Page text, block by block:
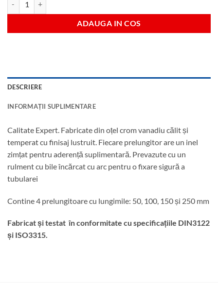
ADAUGA IN COS
DESCRIERE
INFORMAȚII SUPLIMENTARE
Calitate Expert. Fabricate din oțel crom vanadiu călit și
temperat cu finisaj lustruit. Fiecare prelungitor are un inel
zimțat pentru aderență suplimentară. Prevazute cu un
rulment cu bile încărcat cu arc pentru o fixare sigură a
tubularei
Contine 4 prelungitoare cu lungimile: 50, 100, 150 și 250 mm
Fabricat și testat în conformitate cu specificațiile DIN3122
și ISO3315.